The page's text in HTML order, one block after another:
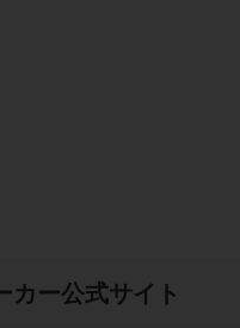
カー公式サイト